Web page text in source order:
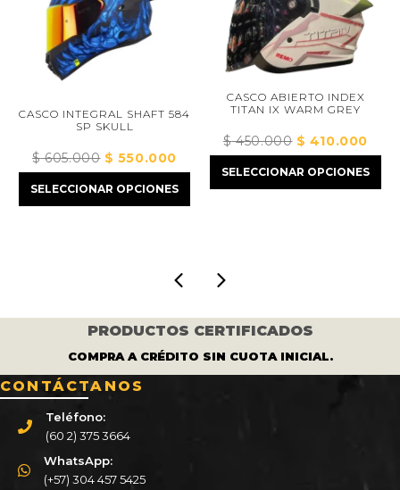
INTEGRAL SHAFT 584
SP SKULL
605.000El
precio
original
$550.000El
precio
actual
SELECCIONAR OPCIONES
CASCO ABIERTO INDEX
TITAN IX WARM GREY
450.000El
precio
original
$410.000El
precio
actual
SELECCIONAR OPCIONES
PRODUCTOS CERTIFICADOS
COMPRA A CRÉDITO SIN CUOTA INICIAL.
CONTÁCTANOS
Teléfono:
(60 2) 375 3664
WhatsApp:
(+57) 304 457 5425